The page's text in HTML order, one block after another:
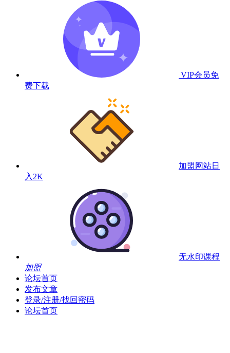
VIP会员免
费下载
加盟网站日
入2K
无水印课程
加盟
论坛首页
发布文章
登录/注册/找回密码
论坛首页